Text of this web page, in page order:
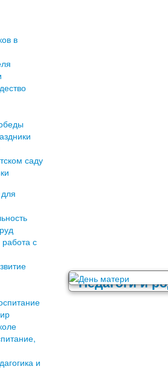
в
саду
с
и